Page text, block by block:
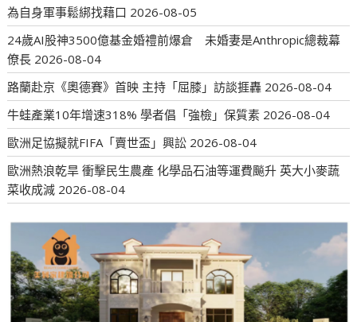
為自身軍事鬆綁找藉口 2026-08-05
24歲AI股神3500億基金婚禮前爆倉 未婚妻是Anthropic總裁幕
僚長 2026-08-04
路蘭赴京《奧德賽》首映 主持「屈膝」訪談捱轟 2026-08-04
牛蛙產業10年增速318% 學者倡「強檢」保質素 2026-08-04
歐洲足協擬就FIFA「賣世盃」興訟 2026-08-04
歐洲熱浪乾旱 衝擊民生農產 化學品石油等運費飈升 英大小麥蔬
菜收成減 2026-08-04